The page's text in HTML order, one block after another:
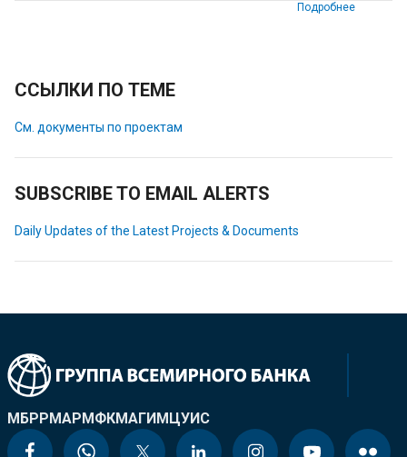
Подробнее
ССЫЛКИ ПО ТЕМЕ
См. документы по проектам
SUBSCRIBE TO EMAIL ALERTS
Daily Updates of the Latest Projects & Documents
МБРРМАРМФКМАГИМЦУИС